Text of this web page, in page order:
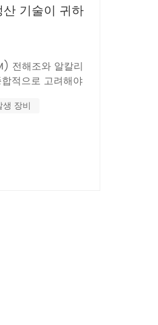
기술이 귀하
전해조와 알칼리
적으로 고려해야
해조: 전류 밀도는
장비